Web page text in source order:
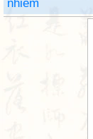
nhiễm